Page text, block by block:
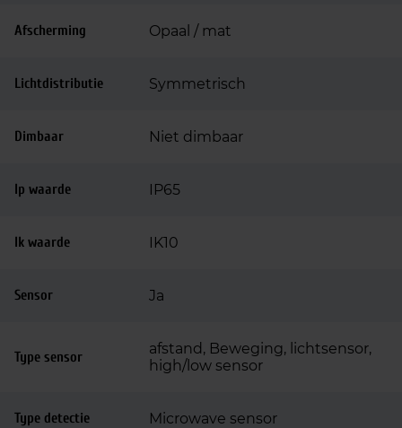
Afscherming Opaal / mat
Lichtdistributie Symmetrisch
Dimbaar Niet dimbaar
Ip waarde IP65
Ik waarde IK10
Sensor Ja
Type sensor
afstand, Beweging, lichtsensor,
high/low sensor
Type detectie Microwave sensor